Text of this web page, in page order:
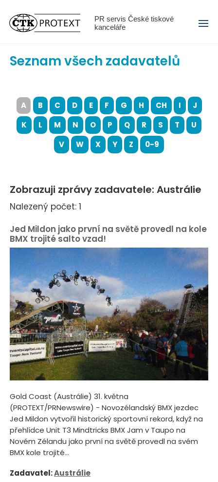
PR servis České tiskové
kanceláře
Menu
Seznam všech zadavatelů
A B C D E F G H CH I
J
K
L M N O P Q R S T
U
V
W X Y Z 0-9
Zobrazuji zprávy zadavatele: Austrálie
Nalezený počet: 1
Jed Mildon jako první na světě provedl na kole
BMX trojité salto vzad!
Gold Coast (Austrálie) 31. května
(PROTEXT/PRNewswire) - Novozélandský BMX jezdec
Jed Mildon vytvořil historický sportovní rekord, když na
přehlídce Unit T3 Mindtricks BMX Jam v Taupo na
Novém Zélandu jako první na světě provedl na svém
BMX kole trojité...
Zadavatel:Austrálie